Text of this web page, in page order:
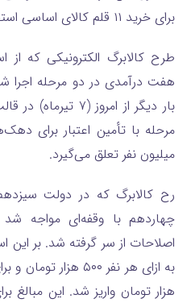
برای خرید ۱۱ قلم کالای اساسی استفاده کنند.
طرح کالابرگ الکترونیکی که
هفت درآمدی در دو مرحله اجرا
بار دیگر از امروز
میلیون نفر تعلق می‌گیرد.
رح کالابرگ که در دولت
اصلاحات از سر گرفته شد. بر